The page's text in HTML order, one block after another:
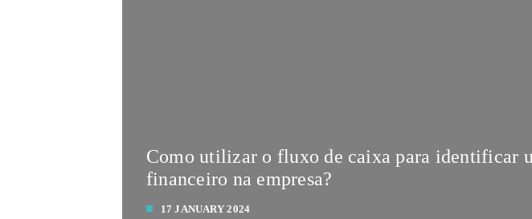
Como utilizar o fluxo de caixa para identificar
financeiro na empresa?
17 JANUARY 2024